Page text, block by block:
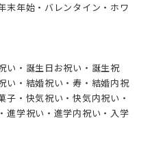
末年始・バレンタイン・ホワ
い・誕生日お祝い・誕生祝
い・結婚祝い・寿・結婚内祝
子・快気祝い・快気内祝い・
進学祝い・進学内祝い・入学